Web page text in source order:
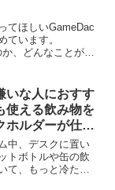
てほしいGameDac
ています。
、どんなことがで
いな人におすす
使える飲み物を
ホルダーが仕事
利！
中、デスクに置い
トボトルや缶の飲
て、もっと冷たい